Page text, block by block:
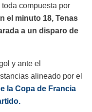
compuesta por
el minuto 18, Tenas
a un disparo de
y ante el
alineado por el
la Copa de Francia